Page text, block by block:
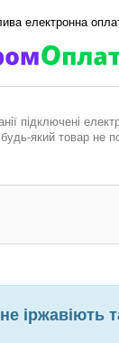
підключені
який товар не